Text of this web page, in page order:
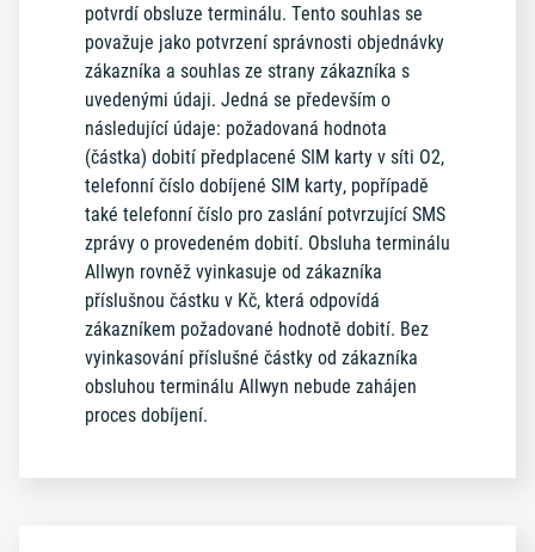
potvrdí obsluze terminálu. Tento souhlas se
považuje jako potvrzení správnosti objednávky
zákazníka a souhlas ze strany zákazníka s
uvedenými údaji. Jedná se především o
následující údaje: požadovaná hodnota
(částka) dobití předplacené SIM karty v síti O2,
telefonní číslo dobíjené SIM karty, popřípadě
také telefonní číslo pro zaslání potvrzující SMS
zprávy o provedeném dobití. Obsluha terminálu
Allwyn rovněž vyinkasuje od zákazníka
příslušnou částku v Kč, která odpovídá
zákazníkem požadované hodnotě dobití. Bez
vyinkasování příslušné částky od zákazníka
obsluhou terminálu Allwyn nebude zahájen
proces dobíjení.